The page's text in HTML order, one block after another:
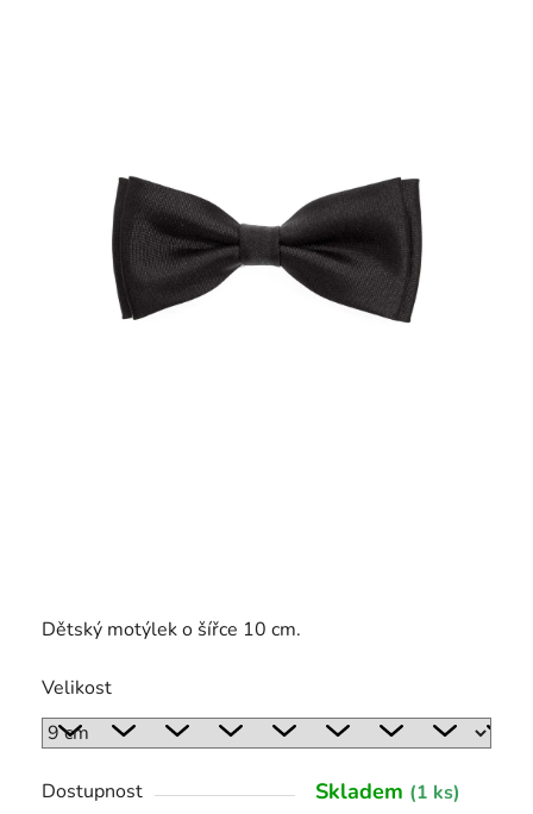
Dětský motýlek o šířce 10 cm.
Velikost
Dostupnost Skladem (1 ks)